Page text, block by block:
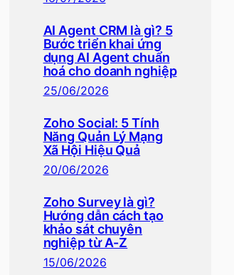
AI Agent CRM là gì? 5
Bước triển khai ứng
dụng AI Agent chuẩn
hoá cho doanh nghiệp
25/06/2026
Zoho Social: 5 Tính
Năng Quản Lý Mạng
Xã Hội Hiệu Quả
20/06/2026
Zoho Survey là gì?
Hướng dẫn cách tạo
khảo sát chuyên
nghiệp từ A-Z
15/06/2026